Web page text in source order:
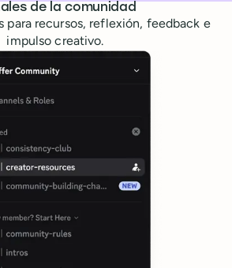
de Buffer
de la comunidad
para recursos, reflexión, feedback e
impulso creativo.